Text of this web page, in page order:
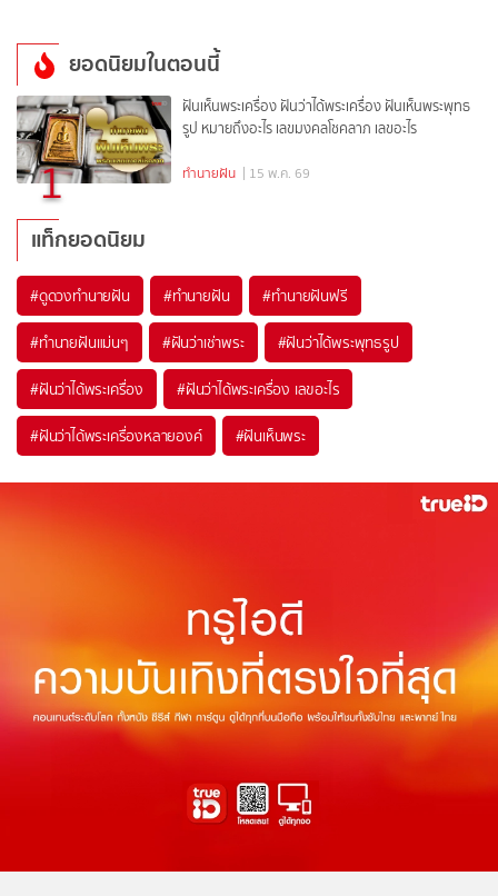
ยอดนิยมในตอนนี้
1
ฝันเห็นพระเครื่อง ฝันว่าได้พระเครื่อง ฝันเห็นพระพุทธ
รูป หมายถึงอะไร เลขมงคลโชคลาภ เลขอะไร
ทำนายฝัน | 15 พ.ค. 69
แท็กยอดนิยม
#ดูดวงทำนายฝัน #ทำนายฝัน #ทำนายฝันฟรี
#ทำนายฝันแม่นๆ #ฝันว่าเช่าพระ #ฝันว่าได้พระพุทธรูป
#ฝันว่าได้พระเครื่อง #ฝันว่าได้พระเครื่อง เลขอะไร
#ฝันว่าได้พระเครื่องหลายองค์ #ฝันเห็นพระ